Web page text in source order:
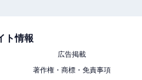
ト情報
広告掲載
著作権・商標・免責事項